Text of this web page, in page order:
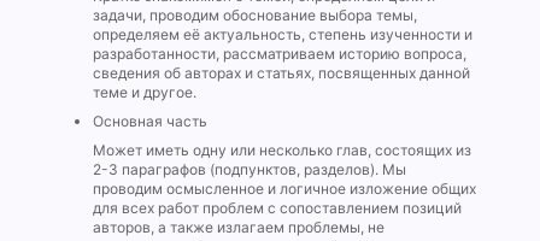
задачи, проводим обоснование выбора темы,
определяем её актуальность, степень изученности и
разработанности, рассматриваем историю вопроса,
сведения об авторах и статьях, посвященных данной
теме и другое.
Основная часть
Может иметь одну или несколько глав, состоящих из
2-3 параграфов (подпунктов, разделов). Мы
проводим осмысленное и логичное изложение общих
для всех работ проблем с сопоставлением позиций
авторов, а также излагаем проблемы, не